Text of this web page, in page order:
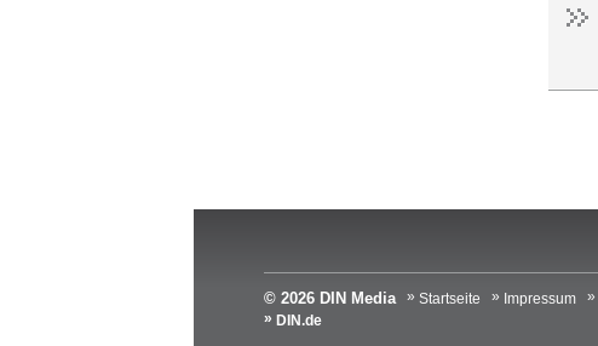
© 2026 DIN Media Startseite Impressum
DIN.de